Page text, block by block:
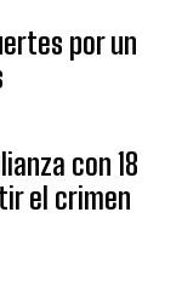
por un
con 18
el crimen